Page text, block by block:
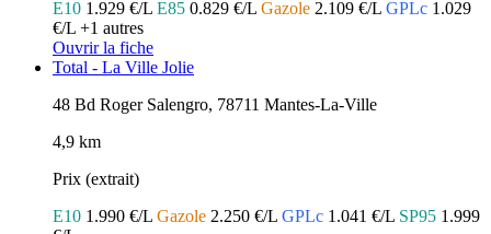
E10 1.929 €/L E85 0.829 €/L Gazole 2.109 €/L GPLc 1.029
€/L +1 autres
Ouvrir la fiche
Total - La Ville Jolie
48 Bd Roger Salengro, 78711 Mantes-La-Ville
4,9 km
Prix (extrait)
E10 1.990 €/L Gazole 2.250 €/L GPLc 1.041 €/L SP95 1.999